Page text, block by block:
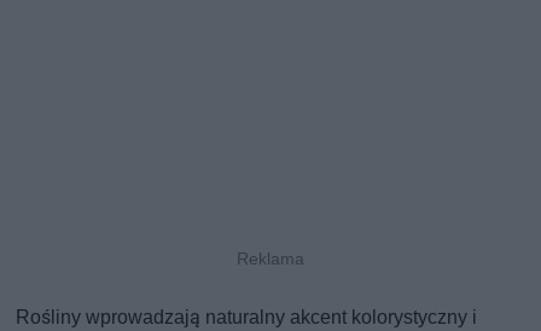
Rośliny wprowadzają naturalny akcent kolorystyczny i